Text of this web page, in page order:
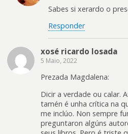
Sabes si xerardo o
Responder
xosé ricardo losada
5 Maio, 2022
Prezada Magdalena:
Dicir a verdade ou calar.
tamén é unha crítica na
me inclúo. Non sempre
preguntaron algúns